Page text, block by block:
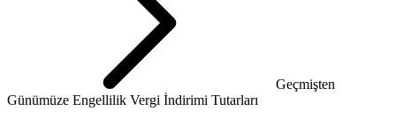
Geçmişten
Günümüze Engellilik Vergi İndirimi Tutarları